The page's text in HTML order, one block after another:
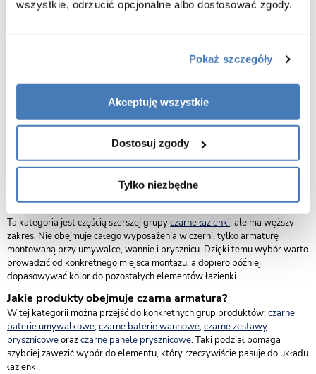
wszystkie, odrzucić opcjonalne albo dostosować zgody.
Pokaż szczegóły
Akceptuję wszystkie
Dostosuj zgody
Tylko niezbędne
Czarna armatura łazienkowa — baterie,
zestawy i panele w ciemnym wykończeniu
Czarna armatura to kategoria dla osób, które chcą dobrać ciemne
znajdują się rozwiązania związane z punktami poboru wody: baterie
umywalkowe, baterie wannowe, zestawy prysznicowe i panele
kryterium wyboru — armatura musi pasować także montażem,
wysokością, zasięgiem wylewki i sposobem codziennego użytkowania.
Ta kategoria jest częścią szerszej grupyczarne łazienki, ale ma węższy
zakres. Nie obejmuje całego wyposażenia w czerni, tylko armaturę
montowaną przy umywalce, wannie i prysznicu. Dzięki temu wybór warto
prowadzić od konkretnego miejsca montażu, a dopiero później
dopasowywać kolor do pozostałych elementów łazienki.
Jakie produkty obejmuje czarna armatura?
W tej kategorii można przejść do konkretnych grup produktów:czarne
baterie umywalkowe,czarne baterie wannowe,czarne zestawy
prysznicoweorazczarne panele prysznicowe. Taki podział pomaga
szybciej zawęzić wybór do elementu, który rzeczywiście pasuje do układu
łazienki.